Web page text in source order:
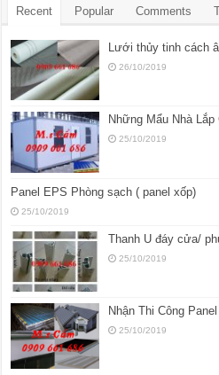
Recent Popular Comments
Lưới thủy tinh cách
26/10/2019
Những Mẩu Nhà Lắp
25/10/2019
Panel EPS Phòng sạch ( panel xốp)
25/10/2019
Thanh U đáy cửa/
25/10/2019
Nhận Thi Công
25/10/2019